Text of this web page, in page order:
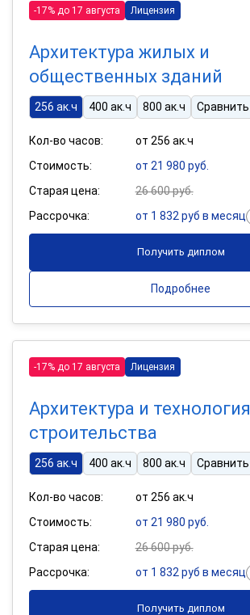
-17% до 17 августа Лицензия
Архитектура жилых и
общественных зданий
256 ак.ч 400 ак.ч 800 ак.ч Сравнить
Кол-во часов:
от 256 ак.ч
Стоимость:
от 21 980 руб.
Старая цена:
26 600 руб.
Рассрочка:
от 1 832 руб в месяц
Получить диплом
Подробнее
-17% до 17 августа Лицензия
Архитектура и технология
строительства
256 ак.ч 400 ак.ч 800 ак.ч Сравнить
Кол-во часов:
от 256 ак.ч
Стоимость:
от 21 980 руб.
Старая цена:
26 600 руб.
Рассрочка:
от 1 832 руб в месяц
Получить диплом